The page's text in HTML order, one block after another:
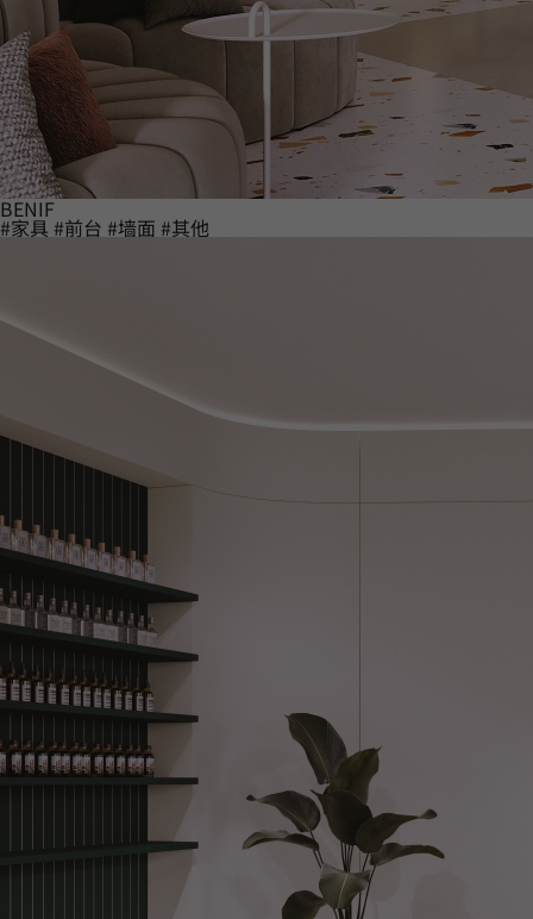
BENIF
#家具 #前台 #墙面 #其他